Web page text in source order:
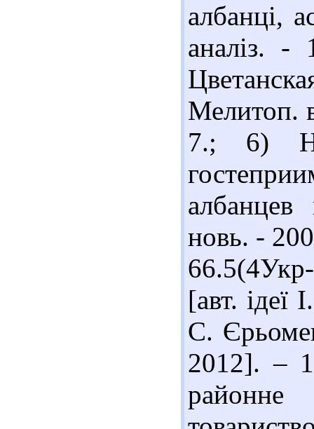
албанці,
аналіз.
Мелитоп.
7.; 6)
новь. -
[авт. ідеї
С.
2012]. –
районне